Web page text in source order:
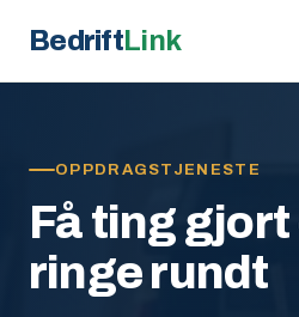
BedriftLink
OPPDRAGSTJENESTE
Få ting gjort
ringe rundt